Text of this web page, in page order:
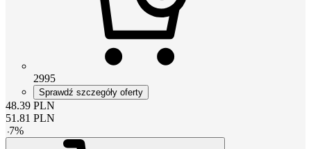
2995
Sprawdź szczegóły oferty
48.39 PLN
51.81 PLN
-7%